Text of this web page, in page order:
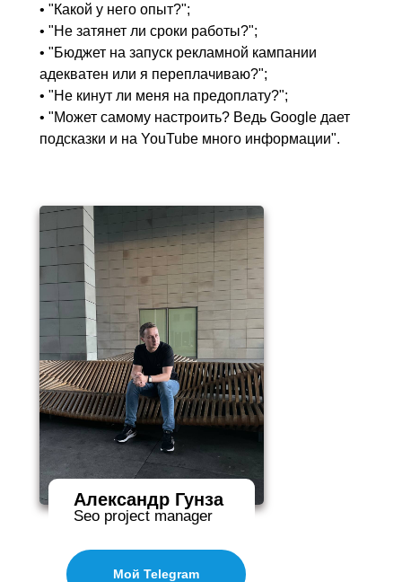
• "Какой у него опыт?";
• "Не затянет ли сроки работы?";
• "Бюджет на запуск рекламной кампании
адекватен или я переплачиваю?";
• "Не кинут ли меня на предоплату?";
• "Может самому настроить? Ведь Google дает
подсказки и на YouTube много информации".
Мой Telegram
Александр Гунза
Seo project manager